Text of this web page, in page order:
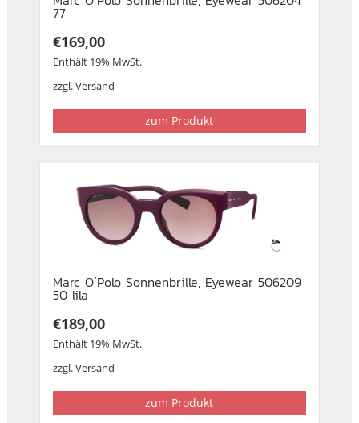
77
€169,00
Enthält 19% MwSt.
zzgl.Versand
zum Produkt
Marc O´Polo Sonnenbrille, Eyewear 506209
50 lila
€189,00
Enthält 19% MwSt.
zzgl.Versand
zum Produkt